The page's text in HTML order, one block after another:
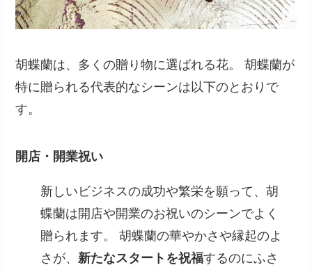
胡蝶蘭は、多くの贈り物に選ばれる花。 胡蝶蘭が
特に贈られる代表的なシーンは以下のとおりで
す。
開店・開業祝い
新しいビジネスの成功や繁栄を願って、胡
蝶蘭は開店や開業のお祝いのシーンでよく
贈られます。 胡蝶蘭の華やかさや縁起のよ
さが、新たなスタートを祝福するのにふさ